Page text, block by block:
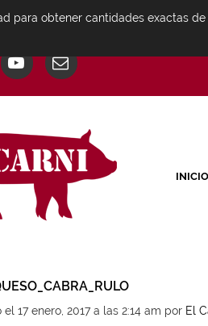
INICIO
17 enero, 2017 a las 2:14 am por El
para obtener cantidades exactas